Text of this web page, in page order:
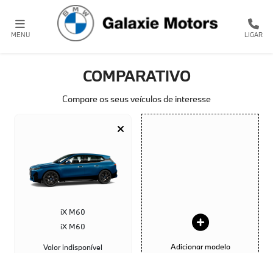
MENU LIGAR
COMPARATIVO
Compare os seus veículos de interesse
iX M60
iX M60
Valor indisponível Adicionar modelo